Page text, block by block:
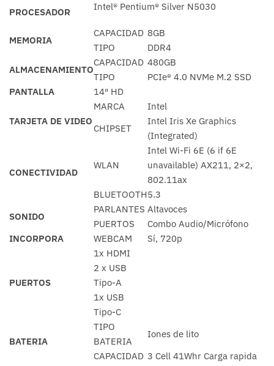
PROCESADOR
Intel® Pentium® Silver N5030
MEMORIA
CAPACIDAD 8GB
TIPO
DDR4
ALMACENAMIENTO
CAPACIDAD 480GB
TIPO
PCIe® 4.0 NVMe M.2 SSD
PANTALLA
14″ HD
TARJETA DE VIDEO
MARCA
Intel
CHIPSET
Intel Iris Xe Graphics
(Integrated)
CONECTIVIDAD
WLAN
Intel Wi-Fi 6E (6 if 6E
unavailable) AX211, 2×2,
802.11ax
BLUETOOTH5.3
SONIDO
PARLANTES Altavoces
PUERTOS
Combo Audio/Micrófono
INCORPORA
WEBCAM Sí, 720p
PUERTOS
1x HDMI
2 x USB
Tipo-A
1x USB
Tipo-C
BATERIA
TIPO
BATERIA
Iones de lito
CAPACIDAD 3 Cell 41Whr Carga rapida